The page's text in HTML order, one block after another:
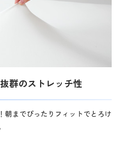
群のストレッチ性
朝までぴったりフィットでとろけ